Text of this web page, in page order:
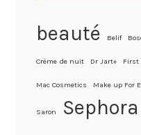
beauté Belif
Crème de nuit Dr Jart+ First
Mac Cosmetics Make up For
Saron Sephora